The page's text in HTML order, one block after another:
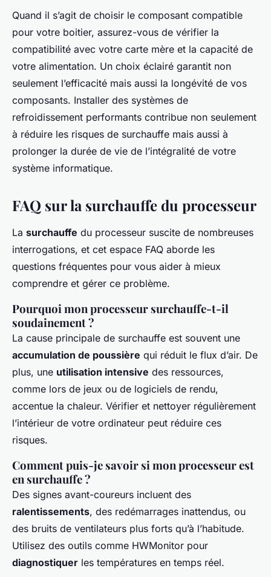
Quand il s’agit de choisir le composant compatible
pour votre boitier, assurez-vous de vérifier la
compatibilité avec votre carte mère et la capacité de
votre alimentation. Un choix éclairé garantit non
seulement l’efficacité mais aussi la longévité de vos
composants. Installer des systèmes de
refroidissement performants contribue non seulement
à réduire les risques de surchauffe mais aussi à
prolonger la durée de vie de l’intégralité de votre
système informatique.
FAQ sur la surchauffe du processeur
La surchauffe du processeur suscite de nombreuses
interrogations, et cet espace FAQ aborde les
questions fréquentes pour vous aider à mieux
comprendre et gérer ce problème.
Pourquoi mon processeur surchauffe-t-il
soudainement ?
La cause principale de surchauffe est souvent une
accumulation de poussière qui réduit le flux d’air. De
plus, une utilisation intensive des ressources,
comme lors de jeux ou de logiciels de rendu,
accentue la chaleur. Vérifier et nettoyer régulièrement
l’intérieur de votre ordinateur peut réduire ces
risques.
Comment puis-je savoir si mon processeur est
en surchauffe ?
Des signes avant-coureurs incluent des
ralentissements, des redémarrages inattendus, ou
des bruits de ventilateurs plus forts qu’à l’habitude.
Utilisez des outils comme HWMonitor pour
diagnostiquer les températures en temps réel.